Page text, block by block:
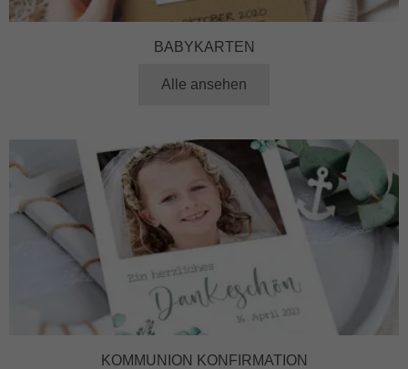
BABYKARTEN
Alle ansehen
KOMMUNION KONFIRMATION